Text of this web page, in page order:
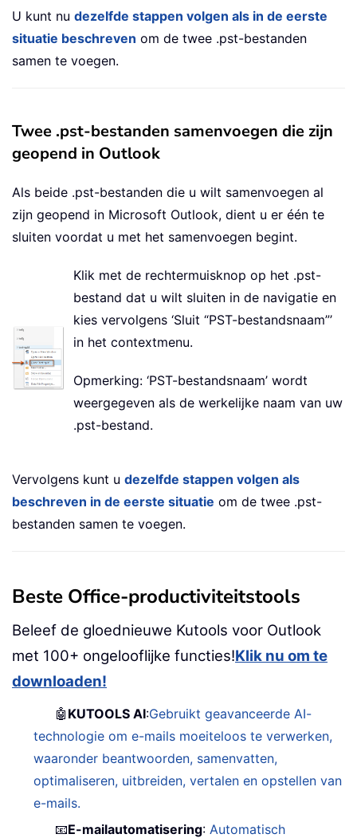
U kunt nu dezelfde stappen volgen als in de eerste
situatie beschreven om de twee .pst-bestanden
samen te voegen.
Twee .pst-bestanden samenvoegen die zijn
geopend in Outlook
Als beide .pst-bestanden die u wilt samenvoegen al
zijn geopend in Microsoft Outlook, dient u er één te
sluiten voordat u met het samenvoegen begint.
Klik met de rechtermuisknop op het .pst-
bestand dat u wilt sluiten in de navigatie en
kies vervolgens ‘Sluit “PST-bestandsnaam”’
in het contextmenu.
Opmerking: ‘PST-bestandsnaam’ wordt
weergegeven als de werkelijke naam van uw
.pst-bestand.
Vervolgens kunt u dezelfde stappen volgen als
beschreven in de eerste situatie om de twee .pst-
bestanden samen te voegen.
Beste Office-productiviteitstools
Beleef de gloednieuwe Kutools voor Outlook
met 100+ ongelooflijke functies!Klik nu om te
downloaden!
🤖 KUTOOLS AI:Gebruikt geavanceerde AI-
technologie om e-mails moeiteloos te verwerken,
waaronder beantwoorden, samenvatten,
optimaliseren, uitbreiden, vertalen en opstellen van
e-mails.
📧E-mailautomatisering: Automatisch